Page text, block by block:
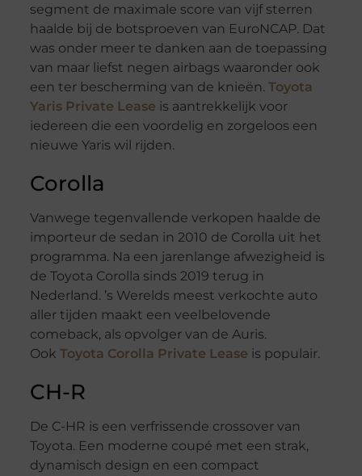
segment de maximale score van vijf sterren
haalde bij de botsproeven van EuroNCAP. Dat
was onder meer te danken aan de toepassing
van maar liefst negen airbags waaronder ook
een ter bescherming van de knieën. Toyota
Yaris Private Lease is aantrekkelijk voor
iedereen die een voordelig en zorgeloos een
nieuwe Yaris wil rijden.
Corolla
Vanwege tegenvallende verkopen haalde de
importeur de sedan in 2010 de Corolla uit het
programma. Na een jarenlange afwezigheid is
de Toyota Corolla sinds 2019 terug in
Nederland. ’s Werelds meest verkochte auto
aller tijden maakt een veelbelovende
comeback, als opvolger van de Auris.
Ook Toyota Corolla Private Lease is populair.
CH-R
De C-HR is een verfrissende crossover van
Toyota. Een moderne coupé met een strak,
dynamisch design en een compact